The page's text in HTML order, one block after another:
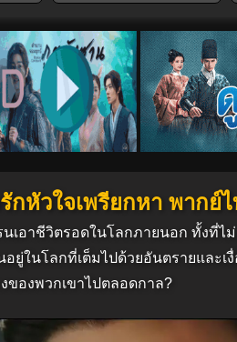
หัวใจเพรียกหา พากย์
เอาชีวิตรอดในโลกภายนอก ทั้งที่
ในโลกที่เต็มไปด้วยอันตรายและเ
ของพวกเขาไปตลอดกาล?